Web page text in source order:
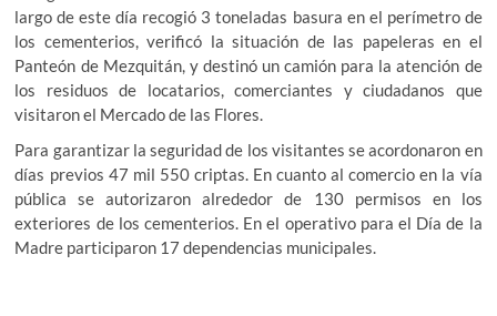
largo de este día recogió 3 toneladas basura en el perímetro de
los cementerios, verificó la situación de las papeleras en el
Panteón de Mezquitán, y destinó un camión para la atención de
los residuos de locatarios, comerciantes y ciudadanos que
visitaron el Mercado de las Flores.
Para garantizar la seguridad de los visitantes se acordonaron en
días previos 47 mil 550 criptas. En cuanto al comercio en la vía
pública se autorizaron alrededor de 130 permisos en los
exteriores de los cementerios. En el operativo para el Día de la
Madre participaron 17 dependencias municipales.